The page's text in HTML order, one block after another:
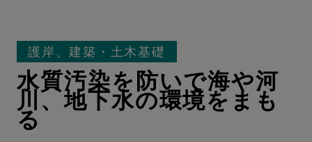
護岸、建築・土木基礎
水質汚染を防いで海や河
川、地下水の環境をまも
る